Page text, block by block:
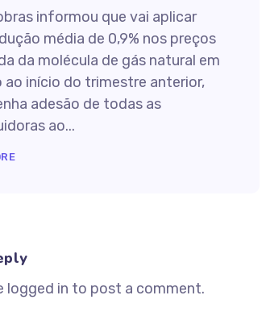
informou que vai aplicar
média de 0,9% nos preços
da molécula de gás natural em
ao início do trimestre anterior,
adesão de todas as
ao...
logged in to post a comment.